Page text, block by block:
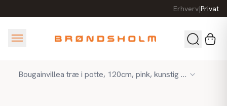
Erhverv|Privat
Bougainvillea træ i potte, 120cm, pink, kunstig plante